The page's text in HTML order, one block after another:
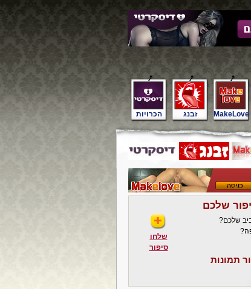
הכרויות זבנג MakeLove
שלכם
שלכם?
תמונות
שלחו
סיפור